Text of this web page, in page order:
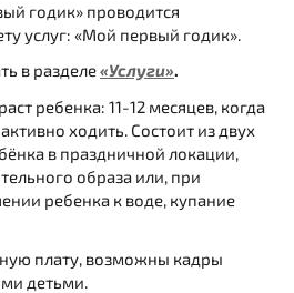
годик» проводится
услуг: «Мой первый годик».
в разделе«Услуги».
ребенка: 11-12 месяцев, когда
ходить. Состоит из двух
в праздничной локации,
образа или, при
ребенка к воде, купание
плату, возможны кадры
детьми.